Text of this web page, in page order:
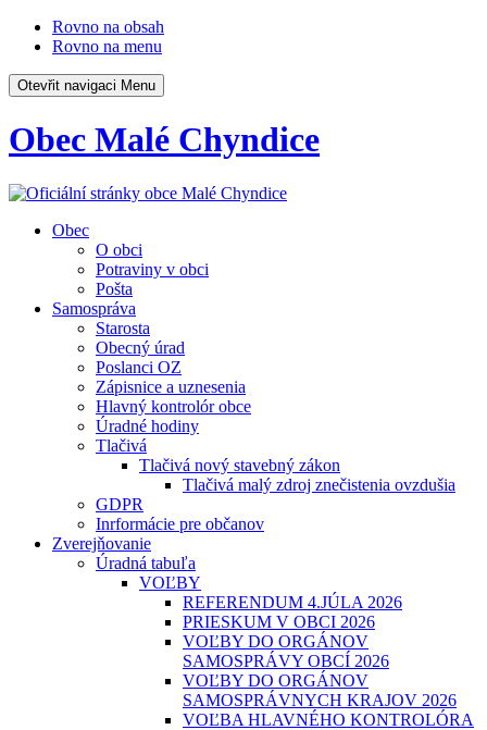
Rovno na obsah
Rovno na menu
Otevřit navigaci Menu
Obec Malé Chyndice
Obec
O obci
Potraviny v obci
Pošta
Samospráva
Starosta
Obecný úrad
Poslanci OZ
Zápisnice a uznesenia
Hlavný kontrolór obce
Úradné hodiny
Tlačivá
Tlačivá nový stavebný zákon
Tlačivá malý zdroj znečistenia ovzdušia
GDPR
Inrformácie pre občanov
Zverejňovanie
Úradná tabuľa
VOĽBY
REFERENDUM 4.JÚLA 2026
PRIESKUM V OBCI 2026
VOĽBY DO ORGÁNOV
SAMOSPRÁVY OBCÍ 2026
VOĽBY DO ORGÁNOV
SAMOSPRÁVNYCH KRAJOV 2026
VOĽBA HLAVNÉHO KONTROLÓRA